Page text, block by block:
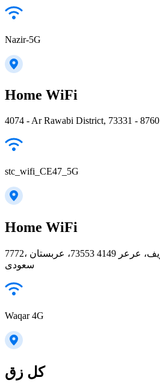
Nazir-5G
Home WiFi
4074 - Ar Rawabi District, 73331 - 8760
stc_wifi_CE47_5G
Home WiFi
7772، الصناعية طريق طريف، عرعر 73553 4149، عربستان
سعودی
Waqar 4G
كل زق